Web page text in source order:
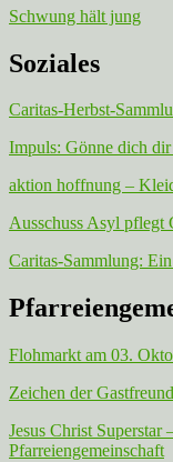
Schwung hält jung
Soziales
Caritas-Herbst-
Impuls: Gönne dich dir
aktion hoffnung –
Ausschuss Asyl pflegt
Caritas-Sammlung:
Flohmarkt am 03.
Zeichen der
Jesus Christ Superstar
Pfarreiengemeinschaft